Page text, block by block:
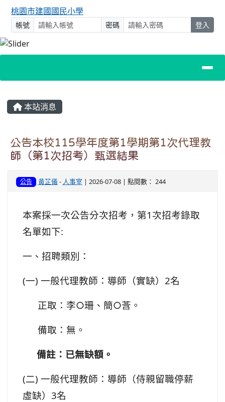
桃園市建國國民小學
帳號 密碼 登入
主內容區域
本站消息
公告本校115學年度第1學期第1次代理教
師（第1次招考）甄選結果
公告 黃芷儀- 人事室 | 2026-07-08 | 點閱數： 244
本案採一次公告分次招考，第1次招考錄取
名單如下:
一、招聘類別：
(一) 一般代理教師：導師（實缺）2名
正取：李○珊、簡○莟。
備取：無。
備註：已無缺額。
(二) 一般代理教師：導師（侍親留職停薪
虛缺）3名